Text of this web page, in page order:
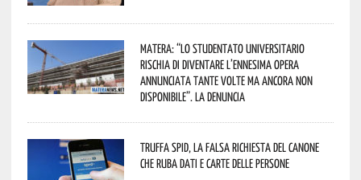
Matera: “Lo studentato universitario
rischia di diventare l’ennesima opera
annunciata tante volte ma ancora non
disponibile”. La denuncia
Truffa Spid, la falsa richiesta del canone
che ruba dati e carte delle persone